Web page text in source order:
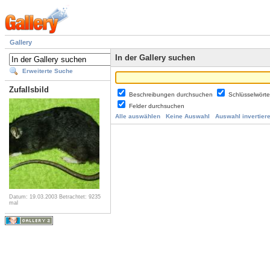
Gallery
Erweiterte Suche
Zufallsbild
Datum: 19.03.2003 Betrachtet: 9235
mal
In der Gallery suchen
Beschreibungen durchsuchen
Felder durchsuchen
Alle auswählen
Keine Auswahl Auswahl